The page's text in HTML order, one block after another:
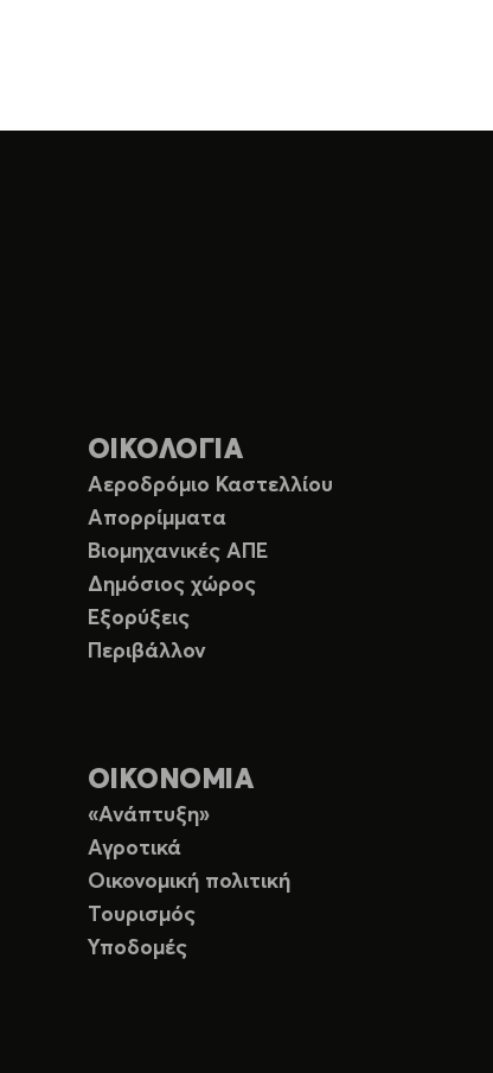
ΟΙΚΟΛΟΓΙΑ
Αεροδρόμιο Καστελλίου
Απορρίμματα
Βιομηχανικές ΑΠΕ
Δημόσιος χώρος
Εξορύξεις
Περιβάλλον
ΟΙΚΟΝΟΜΙΑ
«Ανάπτυξη»
Αγροτικά
Οικονομική πολιτική
Τουρισμός
Υποδομές